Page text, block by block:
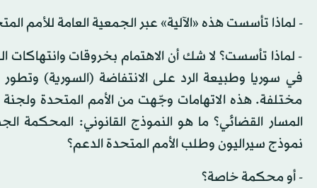
- لماذا تأسست هذه «الآلية» عبر الجمعية العامة للأمم
- لماذا تأسست؟ لا شك أن الاهتمام بخروقات وانتهاكات
في سوريا وطبيعة الرد على الانتفاضة (السورية)
مختلفة. هذه الاتهامات وجّهت من الأمم المتحدة
المسار القضائي؟ ما هو النموذج القانوني: المحكمة
نموذج سيراليون وطلب الأمم المتحدة الدعم؟
- أو محكمة خاصة؟